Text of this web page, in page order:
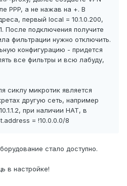
PPP, а не нажав на +. В
первый local = 10.1.0.200,
После подключения получите
фильтрации нужно отключить.
конфигурацию - придется
все фильтры и всю лабуду,
сиклу микротик является
другую сеть, например
при наличии НАТ, в
= !10.0.0.0/8
стало доступно.
в настройке!